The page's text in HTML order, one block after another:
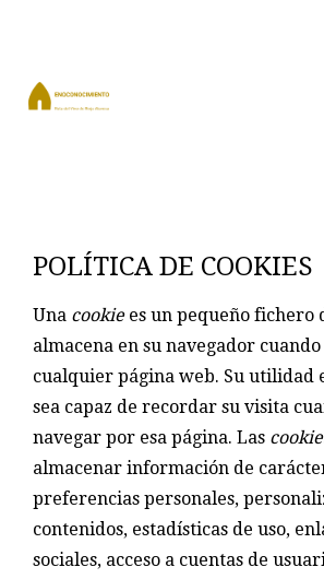
POLÍTICA DE COOKIES
Una cookiees un pequeño fichero
almacena en su navegador
cualquier página web. Su utilidad
sea capaz de recordar su visita
navegar por esa página. Las
almacenar información de
preferencias personales,
contenidos, estadísticas de uso,
sociales, acceso a cuentas de